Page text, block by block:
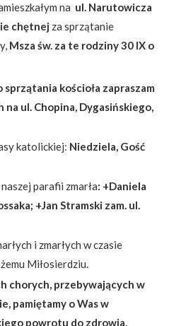
na ul. Narutowicza
chętnej za sprzątanie
Msza św. za te rodziny 30 IX o
sprzątania kościoła zapraszam
na ul. Chopina, Dygasińskiego,
katolickiej: Niedziela, Gość
naszej parafii zmarła: +Daniela
+Jan Stramski zam. ul.
i zmarłych w czasie
Miłosierdziu.
chorych, przebywających w
pamiętamy o Was w
powrotu do zdrowia.